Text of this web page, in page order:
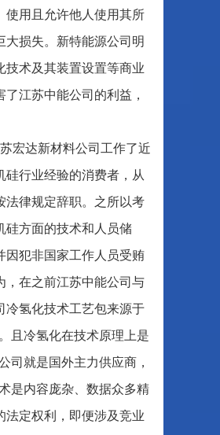
使用且允许他人使用其所
损失。新特能源公司明
技术及其装置设置等商业
江苏中能公司的利益，
宏达新材料公司工作了近
硅行业经验的消费者，从
法律规定辞职。之所以考
硅方面的技术和人员储
因犯非国家工作人员受贿
，在之前江苏中能公司与
冷氢化技术工艺包来源于
且冷氢化在技术原理上是
司就是国外主力供应商，
是内容庞杂、数据众多精
法定权利，即便涉及竞业